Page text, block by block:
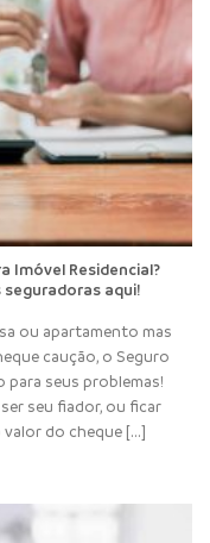
Imóvel Residencial?
aqui!
ou apartamento mas
caução, o Seguro
para seus problemas!
seu fiador, ou ficar
do cheque [...]